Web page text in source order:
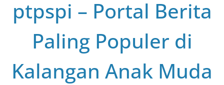
ptpspi – Portal Berita
Paling Populer di
Kalangan Anak Muda